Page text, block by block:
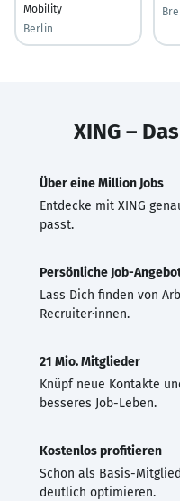
Mobility
Berlin
XING –
Über eine Million Jobs
Entdecke mit XING
passt.
Persönliche Job-
Lass Dich finden von
Recruiter·innen.
21 Mio. Mitglieder
Knüpf neue Kontakte
besseres Job-Leben.
Kostenlos profitieren
Schon als Basis-
deutlich optimieren.